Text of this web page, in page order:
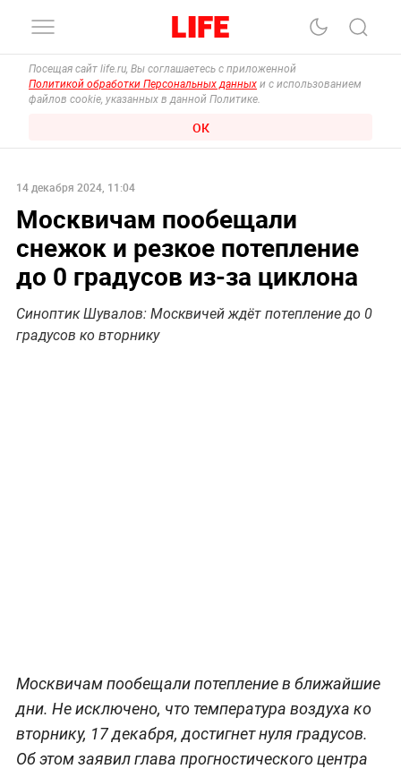
Посещая сайт life.ru, Вы соглашаетесь с приложенной
Политикой обработки Персональных данных и с использованием
файлов cookie, указанных в данной Политике.
ОК
14 декабря 2024, 11:04
Москвичам пообещали
снежок и резкое потепление
до 0 градусов из-за циклона
Синоптик Шувалов: Москвичей ждёт потепление до 0
градусов ко вторнику
Москвичам пообещали потепление в ближайшие
дни. Не исключено, что температура воздуха ко
вторнику, 17 декабря, достигнет нуля градусов.
Об этом заявил глава прогностического центра